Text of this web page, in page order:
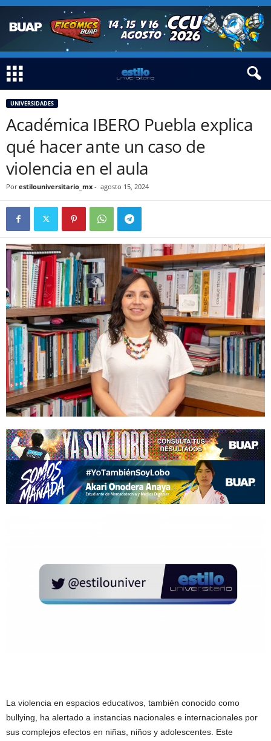
UNIVERSIDADES
Académica IBERO Puebla explica
qué hacer ante un caso de
violencia en el aula
Por estilouniversitario_mx - agosto 15, 2024
La violencia en espacios educativos, también conocido como
bullying, ha alertado a instancias nacionales e internacionales por
sus complejos efectos en niñas, niños y adolescentes. Este